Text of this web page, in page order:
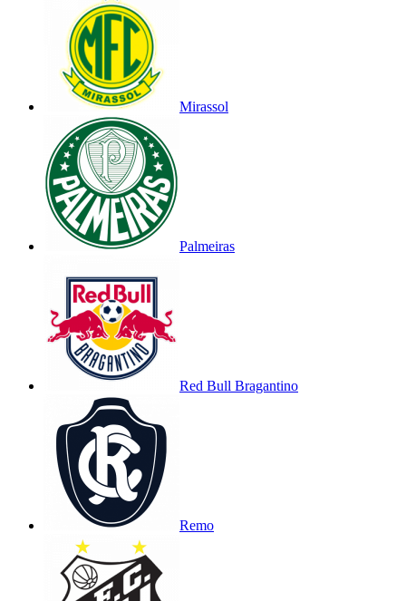
Mirassol
Palmeiras
Red Bull Bragantino
Remo